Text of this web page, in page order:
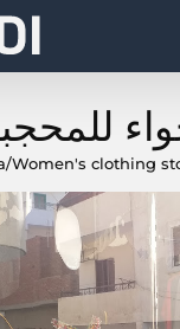
/Women's clothing